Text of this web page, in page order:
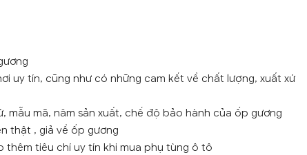
uy tín, cũng như có những cam kết về chất lượng, xuất xứ
mẫu mã, năm sản xuất, chế độ bảo hành của ốp gương
thật , giả về ốp gương
thêm tiêu chí uy tín khi mua phụ tùng ô tô